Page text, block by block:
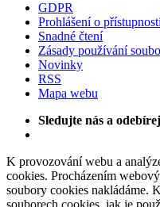
GDPR
Prohlášení o přístupnosti
Snadné čtení
Zásady používání
Novinky
RSS
Mapa webu
Sledujte nás a
K provozování webu a
cookies. Procházením
soubory cookies nakládáme.